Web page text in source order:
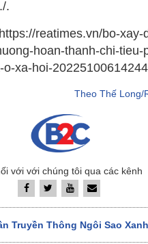
.
reatimes.vn/bo-xay-
hoan-thanh-chi-tieu-
o-xa-hoi-
Theo Thế Long/
với với chúng tôi qua các kênh
Truyền Thông Ngôi Sao